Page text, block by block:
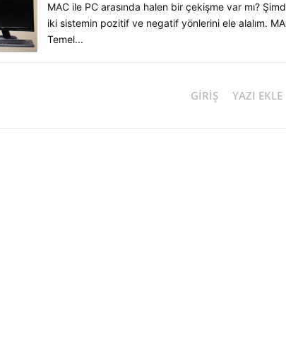
MAC ile PC arasında halen bir çekişme var mı?
iki sistemin pozitif ve negatif yönlerini ele alalım.
Temel...
GIRIŞ YAZI EKLE